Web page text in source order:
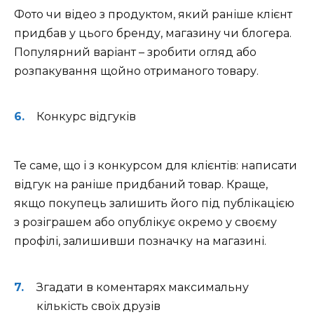
Фото чи відео з продуктом, який раніше клієнт
придбав у цього бренду, магазину чи блогера.
Популярний варіант – зробити огляд або
розпакування щойно отриманого товару.
Конкурс відгуків
Те саме, що і з конкурсом для клієнтів: написати
відгук на раніше придбаний товар. Краще,
якщо покупець залишить його під публікацією
з розіграшем або опублікує окремо у своєму
профілі, залишивши позначку на магазині.
Згадати в коментарях максимальну
кількість своїх друзів